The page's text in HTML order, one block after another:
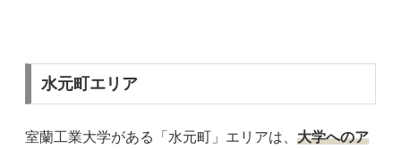
水元町エリア
室蘭工業大学がある「水元町」エリアは、 大学へのア